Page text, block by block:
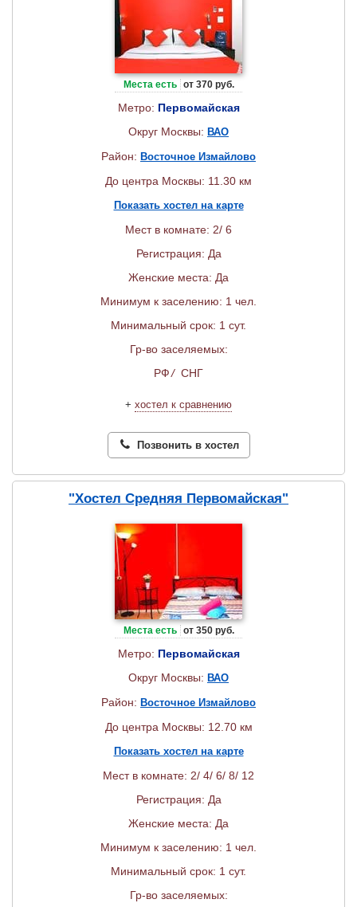
Места есть от 370 руб.
Метро: Первомайская
Округ Москвы: ВАО
Район: Восточное Измайлово
До центра Москвы: 11.30 км
Показать хостел на карте
Мест в комнате: 2/ 6
Регистрация: Да
Женские места: Да
Минимум к заселению: 1 чел.
Минимальный срок: 1 сут.
Гр-во заселяемых:
РФ/ СНГ
+ хостел к сравнению
Позвонить в хостел
"Хостел Средняя Первомайская"
Места есть от 350 руб.
Метро: Первомайская
Округ Москвы: ВАО
Район: Восточное Измайлово
До центра Москвы: 12.70 км
Показать хостел на карте
Мест в комнате: 2/ 4/ 6/ 8/ 12
Регистрация: Да
Женские места: Да
Минимум к заселению: 1 чел.
Минимальный срок: 1 сут.
Гр-во заселяемых: